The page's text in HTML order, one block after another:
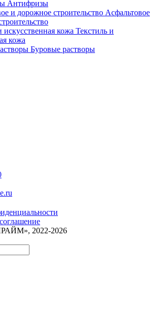
Антифризы
Асфальтовое
Текстиль и
кожа
Буровые растворы
2022-2026